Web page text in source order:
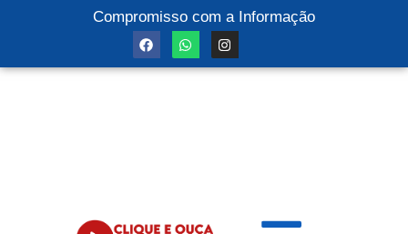
Compromisso com a Informação